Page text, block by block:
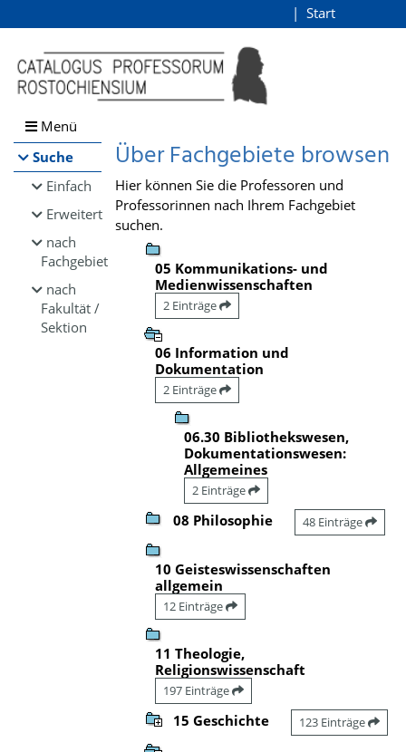
Browsen
direkt zum Inhalt
Start
Menü
Suche
Einfach
Erweitert
nach
Fachgebiet
nach
Fakultät /
Sektion
Über Fachgebiete browsen
Hier können Sie die Professoren und
Professorinnen nach Ihrem Fachgebiet
suchen.
05 Kommunikations- und
Medienwissenschaften
2 Einträge
06 Information und
Dokumentation
2 Einträge
06.30 Bibliothekswesen,
Dokumentationswesen:
Allgemeines
2 Einträge
08 Philosophie 48 Einträge
10 Geisteswissenschaften
allgemein
12 Einträge
11 Theologie,
Religionswissenschaft
197 Einträge
15 Geschichte 123 Einträge